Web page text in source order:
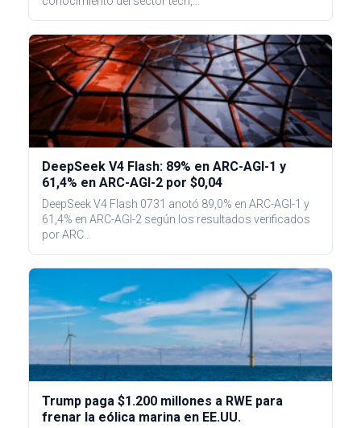
DeepSeek V4 Flash: 89% en ARC-AGI-1 y
61,4% en ARC-AGI-2 por $0,04
DeepSeek V4 Flash 0731 anotó 89,0% en ARC-AGI-1 y
61,4% en ARC-AGI-2 según los resultados verificados
por ARC…
Trump paga $1.200 millones a RWE para
frenar la eólica marina en EE.UU.